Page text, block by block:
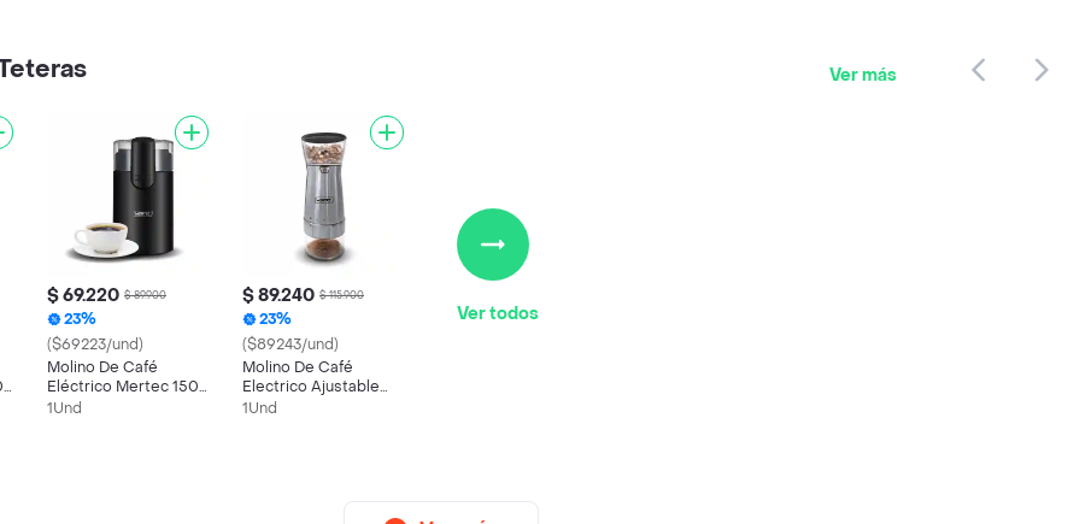
Ver más
$ 69.220 $ 89.900
23%
($69223/und)
Molino De Café
Eléctrico Mertec 150w
Negro
1Und
$ 89.240 $ 115.900
23%
($89243/und)
Molino De Café
Electrico Ajustable
Acero Inoxidable
1Und
Ver todos